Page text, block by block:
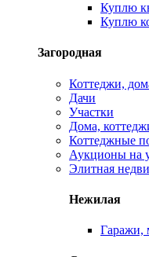
Куплю
Куплю
Загородная
Коттеджи,
Дачи
Участки
Дома,
Коттеджные
Аукционы на
Элитная
Нежилая
Гаражи,